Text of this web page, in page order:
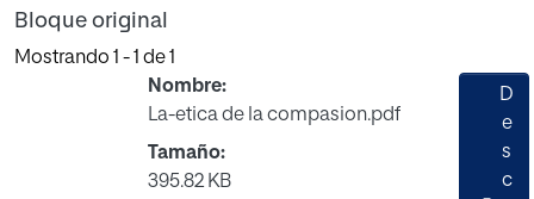
Bloque original
Mostrando 1 - 1 de 1
Nombre:
La-etica de la compasion.pdf
Tamaño:
395.82 KB
D
e
s
c